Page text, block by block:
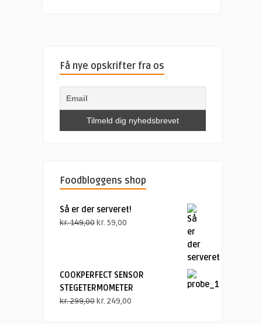
Få nye opskrifter fra os
Foodbloggens shop
Så er der serveret!
kr.149,00Den
kr. 149,00.
kr. 59,00
kr. 59,00.
COOKPERFECT SENSOR
STEGETERMOMETER
kr.299,00Den
kr. 249,00